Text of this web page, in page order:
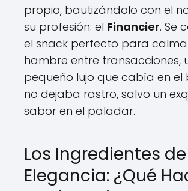
propio, bautizándolo con el
su profesión: el Financier. Se
el snack perfecto para
hambre entre transacciones,
pequeño lujo que cabía en el
no dejaba rastro, salvo un
sabor en el paladar.
Los Ingredientes
Elegancia: ¿Qué